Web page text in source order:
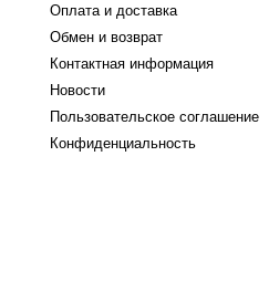
Оплата и доставка
Обмен и возврат
Контактная информация
Новости
Пользовательское соглашение
Конфиденциальность